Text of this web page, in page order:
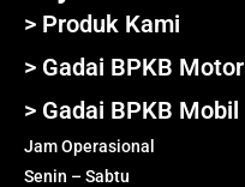
> Produk Kami
> Gadai BPKB Motor
> Gadai BPKB Mobil
Jam Operasional
Senin – Sabtu